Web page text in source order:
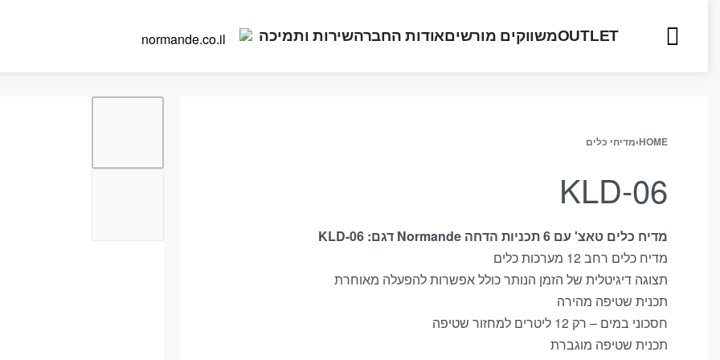
OUTLETמשווקים מורשיםאודות החברהשירות ותמיכה
HOME
›מדיחי כלים
KLD-06
מדיח כלים טאצ' עם 6 תכניות הדחה Normande דגם: KLD-06
מדיח כלים רחב 12 מערכות כלים
תצוגה דיגיטלית של הזמן הנותר כולל אפשרות להפעלה מאוחרת
תכנית שטיפה מהירה
חסכוני במים – רק 12 ליטרים למחזור שטיפה
תכנית שטיפה מוגברת